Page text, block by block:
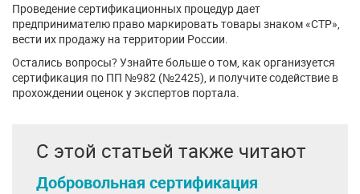
Проведение сертификационных процедур дает
предпринимателю право маркировать товары знаком «СТР»,
вести их продажу на территории России.
Остались вопросы? Узнайте больше о том, как организуется
сертификация по ПП №982 (№2425), и получите содействие в
прохождении оценок у экспертов портала.
С этой статьей также читают
Добровольная сертификация